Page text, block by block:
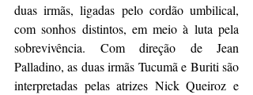
duas irmãs, ligadas pelo cordão umbilical,
com sonhos distintos, em meio à luta pela
sobrevivência. Com direção de Jean
Palladino, as duas irmãs Tucumã e Buriti são
interpretadas pelas atrizes Nick Queiroz e